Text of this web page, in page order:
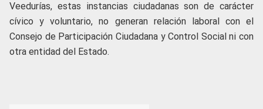
Veedurías, estas instancias ciudadanas son de carácter
cívico y voluntario, no generan relación laboral con el
Consejo de Participación Ciudadana y Control Social ni con
otra entidad del Estado.